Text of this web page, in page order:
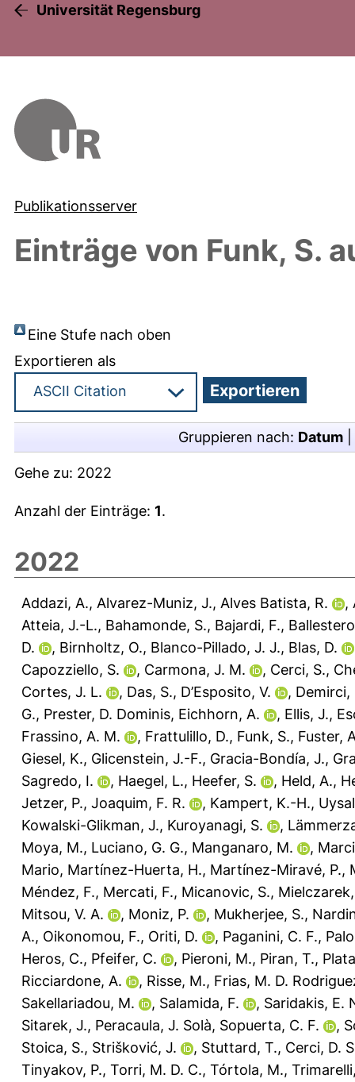
Universität Regensburg
Publikationsserver
Einträge von Funk, S.
Eine Stufe nach oben
Exportieren als
Gruppieren nach: Datum
Gehe zu: 2022
Anzahl der Einträge: 1.
2022
Addazi, A., Alvarez-Muniz, J., Alves Batista, R. ,
Atteia, J.-L., Bahamonde, S., Bajardi, F.,
D.
, Birnholtz, O., Blanco-Pillado, J. J., Blas, D.
Capozziello, S.
, Carmona, J. M. , Cerci, S.,
Cortes, J. L.
, Das, S., D’Esposito, V. , Demirci,
G., Prester, D. Dominis, Eichhorn, A. , Ellis, J.,
Frassino, A. M.
, Frattulillo, D., Funk, S., Fuster,
Giesel, K., Glicenstein, J.-F., Gracia-Bondía, J.,
Sagredo, I.
, Haegel, L., Heefer, S. , Held, A.,
Jetzer, P., Joaquim, F. R. , Kampert, K.-H.,
Kowalski-Glikman, J., Kuroyanagi, S. ,
Moya, M., Luciano, G. G., Manganaro, M. ,
Mario, Martínez-Huerta, H., Martínez-Miravé, P.,
Méndez, F., Mercati, F., Micanovic, S.,
Mitsou, V. A.
, Moniz, P. , Mukherjee, S.,
A., Oikonomou, F., Oriti, D. , Paganini, C. F.,
Heros, C., Pfeifer, C. , Pieroni, M., Piran, T.,
Ricciardone, A.
, Risse, M., Frias, M. D.
Sakellariadou, M.
, Salamida, F. , Saridakis, E.
Sitarek, J., Peracaula, J. Solà, Sopuerta, C. F. ,
Stoica, S., Strišković, J. , Stuttard, T., Cerci, D.
Tinyakov, P., Torri, M. D. C., Tórtola, M.,